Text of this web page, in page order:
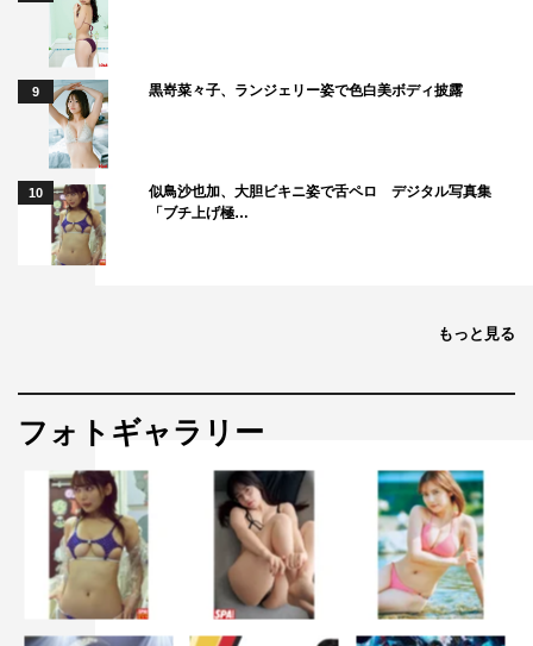
9 黒嵜菜々子、ランジェリー姿で色白美ボディ披露
10
似鳥沙也加、大胆ビキニ姿で舌ペロ デジタル写真集
「ブチ上げ極…
もっと見る
フォトギャラリー